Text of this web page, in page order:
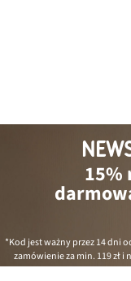
15%
*Kod jest ważny przez 14 dni
zamówienie za min. 119 złi